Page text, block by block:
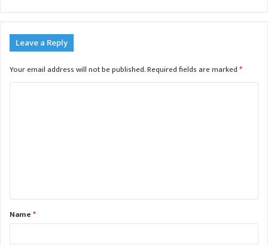
Leave a Reply
Your email address will not be published.Required fields are marked*
t
*Name*